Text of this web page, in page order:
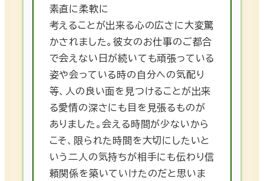
素直に柔軟に
考えることが出来る心の広さに大変驚
かされました。彼女のお仕事のご都合
で会えない日が続いても頑張っている
姿や会っている時の自分への気配り
等、人の良い面を見つけることが出来
る愛情の深さにも目を見張るものが
ありました。会える時間が少ないから
こそ、限られた時間を大切にしたいと
いう二人の気持ちが相手にも伝わり信
頼関係を築いていけたのだと思いま